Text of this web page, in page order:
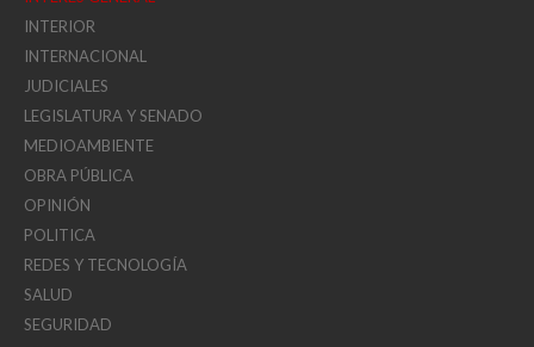
INTERIOR
INTERNACIONAL
JUDICIALES
LEGISLATURA Y SENADO
MEDIOAMBIENTE
OBRA PÚBLICA
OPINIÓN
POLITICA
REDES Y TECNOLOGÍA
SALUD
SEGURIDAD